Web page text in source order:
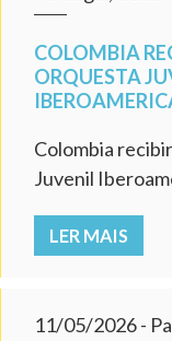
COLOMBIA
ORQUESTA
Colombia
Juvenil
LER MAIS
11/05/2026-